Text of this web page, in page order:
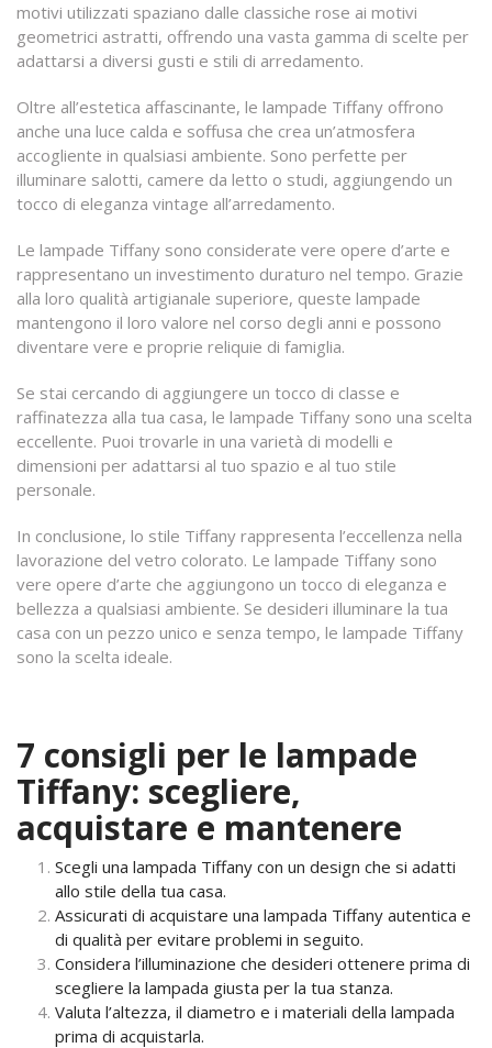
motivi utilizzati spaziano dalle classiche rose ai motivi
geometrici astratti, offrendo una vasta gamma di scelte per
adattarsi a diversi gusti e stili di arredamento.
Oltre all’estetica affascinante, le lampade Tiffany offrono
anche una luce calda e soffusa che crea un’atmosfera
accogliente in qualsiasi ambiente. Sono perfette per
illuminare salotti, camere da letto o studi, aggiungendo un
tocco di eleganza vintage all’arredamento.
Le lampade Tiffany sono considerate vere opere d’arte e
rappresentano un investimento duraturo nel tempo. Grazie
alla loro qualità artigianale superiore, queste lampade
mantengono il loro valore nel corso degli anni e possono
diventare vere e proprie reliquie di famiglia.
Se stai cercando di aggiungere un tocco di classe e
raffinatezza alla tua casa, le lampade Tiffany sono una scelta
eccellente. Puoi trovarle in una varietà di modelli e
dimensioni per adattarsi al tuo spazio e al tuo stile
personale.
In conclusione, lo stile Tiffany rappresenta l’eccellenza nella
lavorazione del vetro colorato. Le lampade Tiffany sono
vere opere d’arte che aggiungono un tocco di eleganza e
bellezza a qualsiasi ambiente. Se desideri illuminare la tua
casa con un pezzo unico e senza tempo, le lampade Tiffany
sono la scelta ideale.
7 consigli per le lampade
Tiffany: scegliere,
acquistare e mantenere
Scegli una lampada Tiffany con un design che si adatti
allo stile della tua casa.
Assicurati di acquistare una lampada Tiffany autentica e
di qualità per evitare problemi in seguito.
Considera l’illuminazione che desideri ottenere prima di
scegliere la lampada giusta per la tua stanza.
Valuta l’altezza, il diametro e i materiali della lampada
prima di acquistarla.